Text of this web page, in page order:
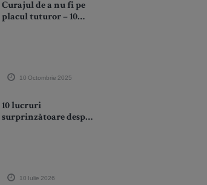
Curajul de a nu fi pe
placul tuturor – 10
10 Octombrie 2025
10 lucruri
surprinzătoare despre
10 Iulie 2026